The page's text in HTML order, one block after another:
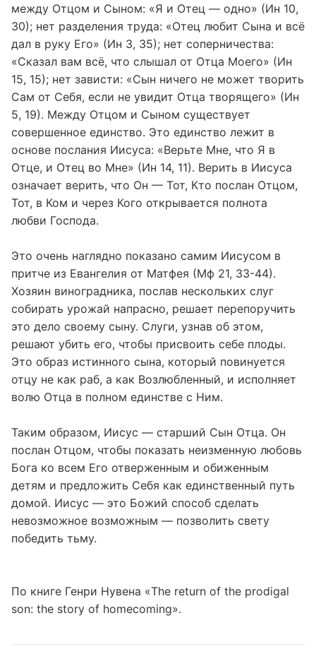
между Отцом и Сыном: «Я и Отец — одно» (Ин 10,
30); нет разделения труда: «Отец любит Сына и всё
дал в руку Его» (Ин 3, 35); нет соперничества:
«Сказал вам всё, что слышал от Отца Моего» (Ин
15, 15); нет зависти: «Сын ничего не может творить
Сам от Себя, если не увидит Отца творящего» (Ин
5, 19). Между Отцом и Сыном существует
совершенное единство. Это единство лежит в
основе послания Иисуса: «Верьте Мне, что Я в
Отце, и Отец во Мне» (Ин 14, 11). Верить в Иисуса
означает верить, что Он — Тот, Кто послан Отцом,
Тот, в Ком и через Кого открывается полнота
любви Господа.
Это очень наглядно показано самим Иисусом в
притче из Евангелия от Матфея (Мф 21, 33-44).
Хозяин виноградника, послав нескольких слуг
собирать урожай напрасно, решает перепоручить
это дело своему сыну. Слуги, узнав об этом,
решают убить его, чтобы присвоить себе плоды.
Это образ истинного сына, который повинуется
отцу не как раб, а как Возлюбленный, и исполняет
волю Отца в полном единстве с Ним.
Таким образом, Иисус — старший Сын Отца. Он
послан Отцом, чтобы показать неизменную любовь
Бога ко всем Его отверженным и обиженным
детям и предложить Себя как единственный путь
домой. Иисус — это Божий способ сделать
невозможное возможным — позволить свету
победить тьму.
По книге Генри Нувена «The return of the prodigal
son: the story of homecoming».